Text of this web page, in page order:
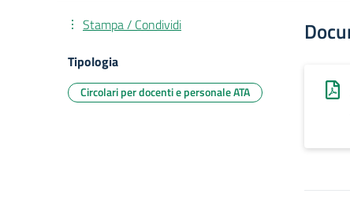
Stampa / Condividi
Tipologia
Circolari per docenti e personale ATA